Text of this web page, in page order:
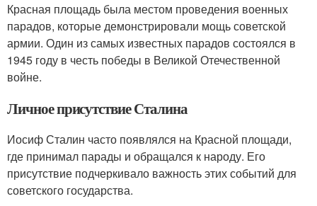
Красная площадь была местом проведения военных
парадов, которые демонстрировали мощь советской
армии. Один из самых известных парадов состоялся в
1945 году в честь победы в Великой Отечественной
войне.
Личное присутствие Сталина
Иосиф Сталин часто появлялся на Красной площади,
где принимал парады и обращался к народу. Его
присутствие подчеркивало важность этих событий для
советского государства.